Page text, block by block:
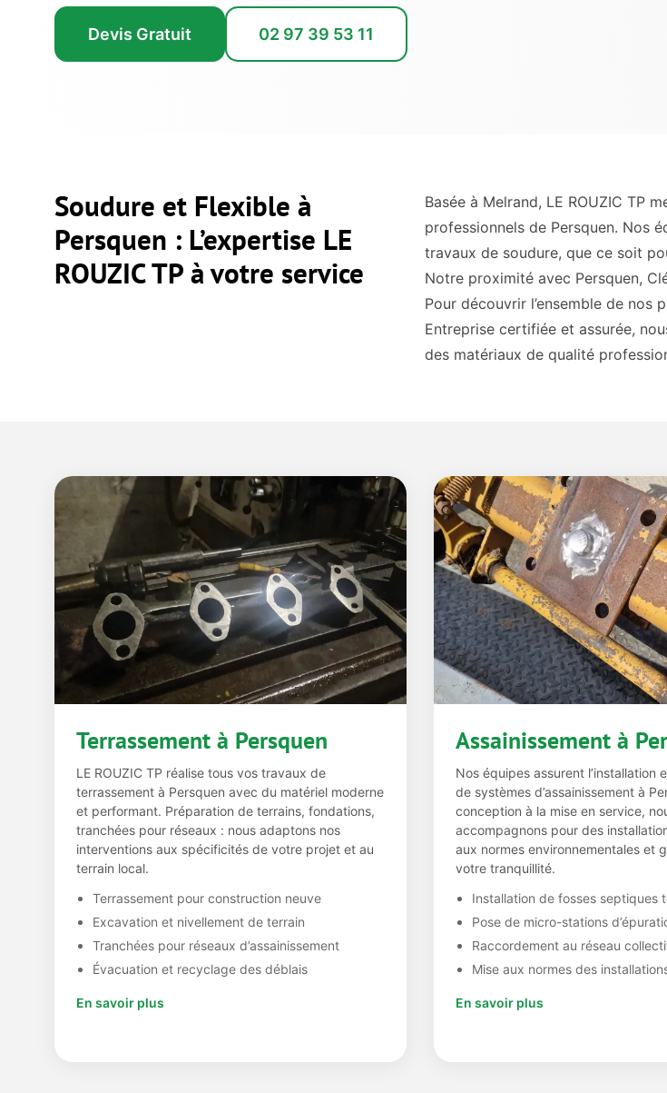
Devis Gratuit 02 97 39 53 11
Soudure et Flexible à
Persquen : L’expertise LE
ROUZIC TP à votre service
Basée à Melrand, LE ROUZIC TP
professionnels de Persquen. Nos
travaux de soudure, que ce soit
Notre proximité avec Persquen,
Pour découvrir l’ensemble de nos
Entreprise certifiée et assurée,
des matériaux de qualité
Terrassement à Persquen
LE ROUZIC TP réalise tous vos travaux de
terrassement à Persquen avec du matériel moderne
et performant. Préparation de terrains, fondations,
tranchées pour réseaux : nous adaptons nos
interventions aux spécificités de votre projet et au
terrain local.
Terrassement pour construction neuve
Excavation et nivellement de terrain
Tranchées pour réseaux d’assainissement
Évacuation et recyclage des déblais
En savoir plus
Assainissement à
Nos équipes assurent l’installation
de systèmes d’assainissement à
conception à la mise en service,
accompagnons pour des
aux normes environnementales et
votre tranquillité.
Installation de fosses septiques
Pose de micro-stations
Raccordement au réseau
Mise aux normes des
En savoir plus